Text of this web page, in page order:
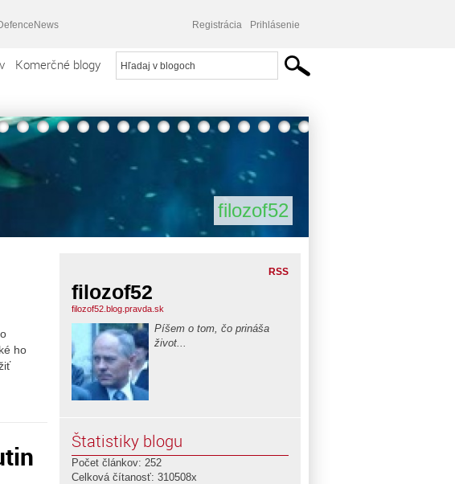
Registrácia Prihlásenie
Komerčné blogy
filozof52
ho
RSS
filozof52
filozof52.blog.pravda.sk
Píšem o tom, čo prináša
život...
Štatistiky blogu
Počet článkov: 252
Celková čítanosť: 310508x